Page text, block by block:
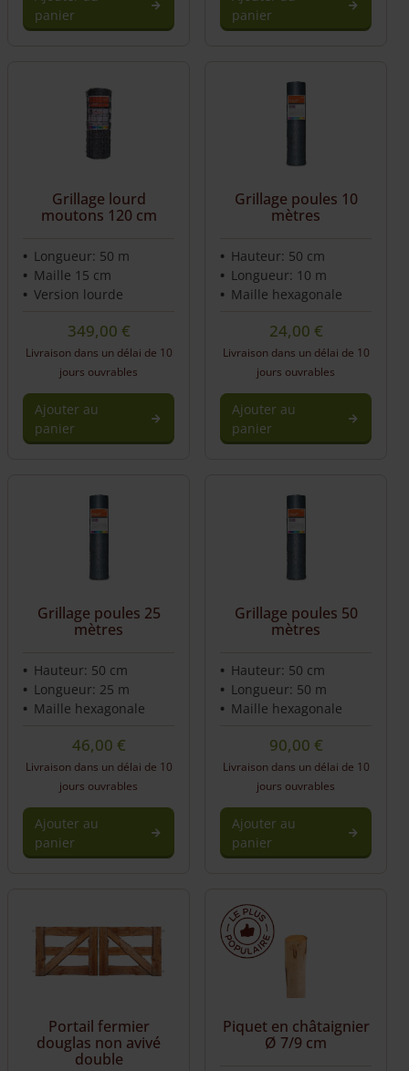
panier
panier
Grillage lourd
moutons 120 cm
Longueur: 50 m
Maille 15 cm
Version lourde
349,00 €
Livraison dans un délai de 10
jours ouvrables
Ajouter au
panier
Grillage poules 10
mètres
Hauteur: 50 cm
Longueur: 10 m
Maille hexagonale
24,00 €
Livraison dans un délai de 10
jours ouvrables
Ajouter au
panier
Grillage poules 25
mètres
Hauteur: 50 cm
Longueur: 25 m
Maille hexagonale
46,00 €
Livraison dans un délai de 10
jours ouvrables
Ajouter au
panier
Grillage poules 50
mètres
Hauteur: 50 cm
Longueur: 50 m
Maille hexagonale
90,00 €
Livraison dans un délai de 10
jours ouvrables
Ajouter au
panier
Portail fermier
douglas non avivé
double
Piquet en châtaignier
Ø 7/9 cm